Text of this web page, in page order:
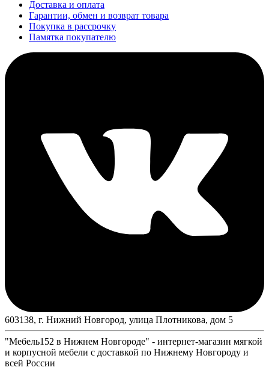
Доставка и оплата
Гарантии, обмен и возврат товара
Покупка в рассрочку
Памятка покупателю
603138, г. Нижний Новгород, улица Плотникова, дом 5
"Мебель152 в Нижнем Новгороде" - интернет-магазин мягкой
и корпусной мебели с доставкой по Нижнему Новгороду и
всей России